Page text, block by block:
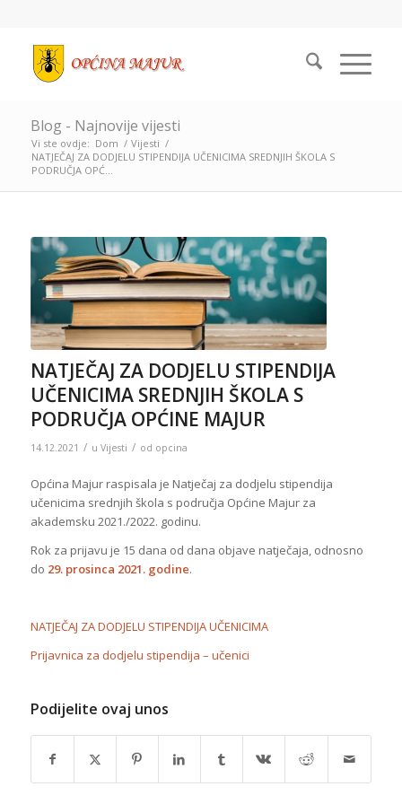
Blog - Najnovije vijesti
Vi ste ovdje: Dom / Vijesti /
NATJEČAJ ZA DODJELU STIPENDIJA UČENICIMA SREDNJIH ŠKOLA S
PODRUČJA OPĆ...
NATJEČAJ ZA DODJELU STIPENDIJA
UČENICIMA SREDNJIH ŠKOLA S
PODRUČJA OPĆINE MAJUR
14.12.2021 / u Vijesti / od opcina
Općina Majur raspisala je Natječaj za dodjelu stipendija
učenicima srednjih škola s područja Općine Majur za
akademsku 2021./2022. godinu.
Rok za prijavu je 15 dana od dana objave natječaja, odnosno
do 29. prosinca 2021. godine.
NATJEČAJ ZA DODJELU STIPENDIJA UČENICIMA
Prijavnica za dodjelu stipendija – učenici
Podijelite ovaj unos